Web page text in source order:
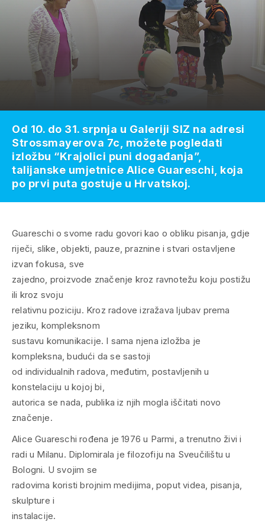
Guareschi o svome radu govori kao o obliku pisanja, gdje
riječi, slike, objekti, pauze, praznine i stvari ostavljene
izvan fokusa, sve
zajedno, proizvode značenje kroz ravnotežu koju postižu
ili kroz svoju
relativnu poziciju. Kroz radove izražava ljubav prema
jeziku, kompleksnom
sustavu komunikacije. I sama njena izložba je
kompleksna, budući da se sastoji
od individualnih radova, međutim, postavljenih u
konstelaciju u kojoj bi,
autorica se nada, publika iz njih mogla iščitati novo
značenje.
Alice Guareschi rođena je 1976 u Parmi, a trenutno živi i
radi u Milanu. Diplomirala je filozofiju na Sveučilištu u
Bologni. U svojim se
radovima koristi brojnim medijima, poput videa, pisanja,
skulpture i
instalacije.
Od 10. do 31. srpnja u Galeriji SIZ na adresi
Strossmayerova 7c, možete pogledati
izložbu “Krajolici puni događanja”,
talijanske umjetnice Alice Guareschi, koja
po prvi puta gostuje u Hrvatskoj.